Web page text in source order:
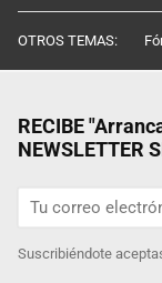
OTROS TEMAS:
RECIBE
NEWSLETTER
Suscribiéndote